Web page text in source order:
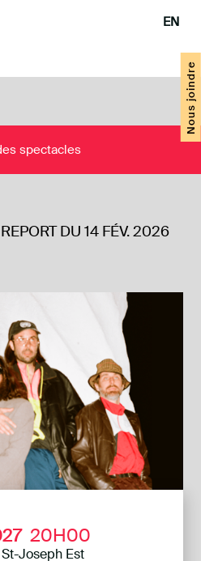
EN
Nous joindre
spectacles
DU 14 FÉV. 2026
20H00
Joseph Est